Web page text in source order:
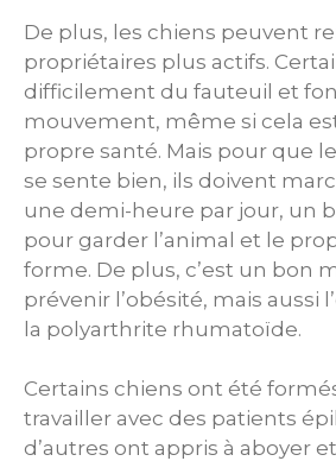
De plus, les chiens peuvent
propriétaires plus actifs.
difficilement du fauteuil et
mouvement, même si cela
propre santé. Mais pour que
se sente bien, ils doivent
une demi-heure par jour, un
pour garder l’animal et le
forme. De plus, c’est un bon
prévenir l’obésité, mais aussi
la polyarthrite rhumatoïde.
Certains chiens ont été
travailler avec des patients
d’autres ont appris à aboyer